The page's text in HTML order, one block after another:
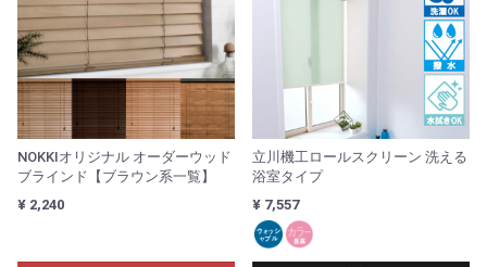
NOKKIオリジナル オーダーウッド
ブラインド【ブラウン系一覧】
¥ 2,240
立川機工ロールスクリーン 洗える
浴室タイプ
¥ 7,557